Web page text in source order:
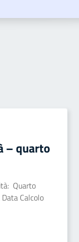
– quarto
Quarto
Calcolo